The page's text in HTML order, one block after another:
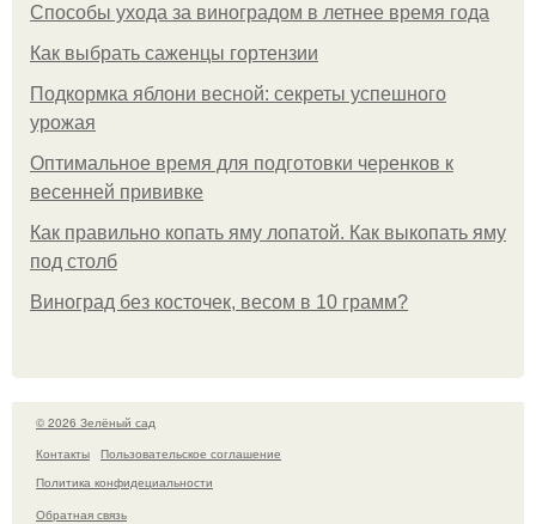
Способы ухода за виноградом в летнее время года
Как выбрать саженцы гортензии
Подкормка яблони весной: секреты успешного
урожая
Оптимальное время для подготовки черенков к
весенней прививке
Как правильно копать яму лопатой. Как выкопать яму
под столб
Виноград без косточек, весом в 10 грамм?
© 2026 Зелёный сад
Контакты
Пользовательское соглашение
Политика конфидециальности
Обратная связь